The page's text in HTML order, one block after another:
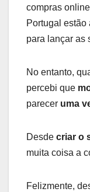
compras
Portugal estão
para lançar as
No entanto,
percebi que
parecer uma
Desde criar o
muita coisa a
Felizmente,